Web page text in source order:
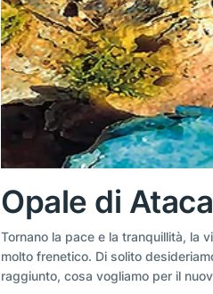
Opale di
Tornano la pace e la tranquillità, la
molto frenetico. Di solito
raggiunto, cosa vogliamo per il